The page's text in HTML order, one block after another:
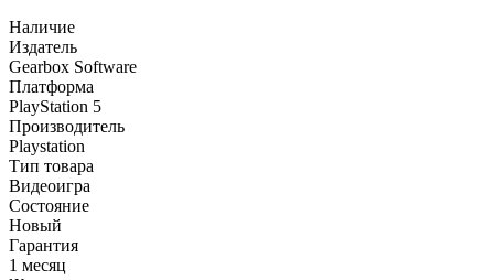
Наличие
Издатель
Gearbox Software
Платформа
PlayStation 5
Производитель
Playstation
Тип товара
Видеоигра
Состояние
Новый
Гарантия
1 месяц